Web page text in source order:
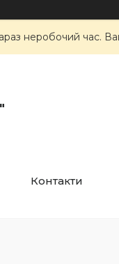
неробочий час.
Контакти